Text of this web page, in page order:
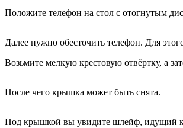
Положите телефон на стол с отогнутым
Далее нужно обесточить телефон. Для
Возьмите мелкую крестовую отвёртку, а
После чего крышка может быть снята.
Под крышкой вы увидите шлейф, идущий к